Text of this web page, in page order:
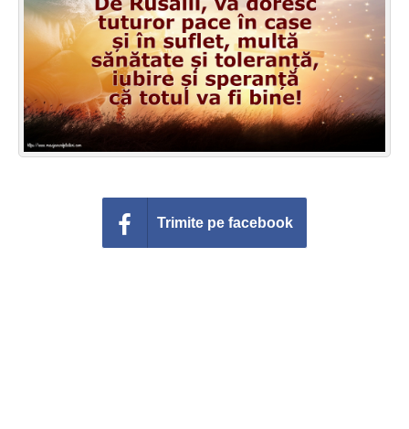
Felicitari zile saptamana
Felicitari muzicale
Felicitari muzicale personalizate
Felicitari animate
Conecteaza-te
Trimite pe facebook